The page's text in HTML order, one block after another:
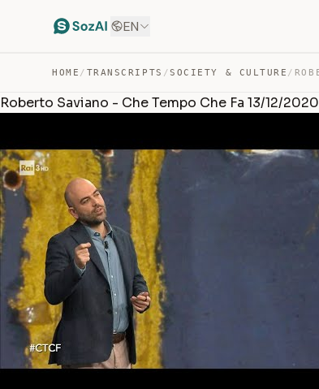
EN
HOME / TRANSCRIPTS /SOCIETY & CULTURE /
Roberto Saviano - Che Tempo Che Fa 13/12/2020